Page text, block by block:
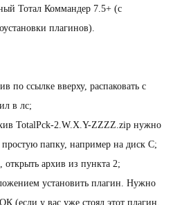
Тотал Коммандер 7.5+ (с
плагинов).
по ссылке вверху, распаковать с
в лс;
TotalPck-2.W.X.Y-ZZZZ.zip нужно
папку, например на диск C;
архив из пункта 2;
установить плагин. Нужно
(если у вас уже стоял этот плагин,